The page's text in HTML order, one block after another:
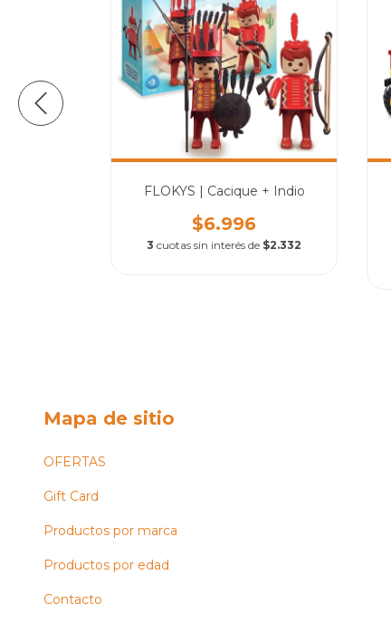
FLOKYS | Cacique + Indio
$6.996
3 cuotas sin interés de $2.332
Mapa de sitio
OFERTAS
Gift Card
Productos por marca
Productos por edad
Contacto